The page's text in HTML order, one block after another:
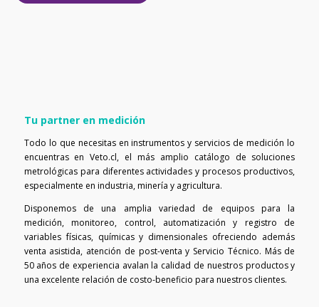
Tu partner en medición
Todo lo que necesitas en instrumentos y servicios de medición lo
encuentras en Veto.cl, el más amplio catálogo de soluciones
metrológicas para diferentes actividades y procesos productivos,
especialmente en industria, minería y agricultura.
Disponemos de una amplia variedad de equipos para la
medición, monitoreo, control, automatización y registro de
variables físicas, químicas y dimensionales ofreciendo además
venta asistida, atención de post-venta y Servicio Técnico. Más de
50 años de experiencia avalan la calidad de nuestros productos y
una excelente relación de costo-beneficio para nuestros clientes.